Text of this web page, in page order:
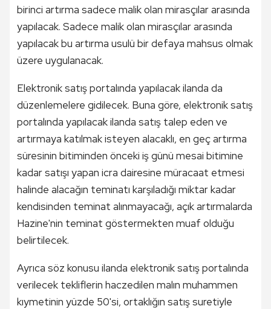
birinci artırma sadece malik olan mirasçılar arasında
yapılacak. Sadece malik olan mirasçılar arasında
yapılacak bu artırma usulü bir defaya mahsus olmak
üzere uygulanacak.
Elektronik satış portalında yapılacak ilanda da
düzenlemelere gidilecek. Buna göre, elektronik satış
portalında yapılacak ilanda satış talep eden ve
artırmaya katılmak isteyen alacaklı, en geç artırma
süresinin bitiminden önceki iş günü mesai bitimine
kadar satışı yapan icra dairesine müracaat etmesi
halinde alacağın teminatı karşıladığı miktar kadar
kendisinden teminat alınmayacağı, açık artırmalarda
Hazine'nin teminat göstermekten muaf olduğu
belirtilecek.
Ayrıca söz konusu ilanda elektronik satış portalında
verilecek tekliflerin haczedilen malın muhammen
kıymetinin yüzde 50'si, ortaklığın satış suretiyle